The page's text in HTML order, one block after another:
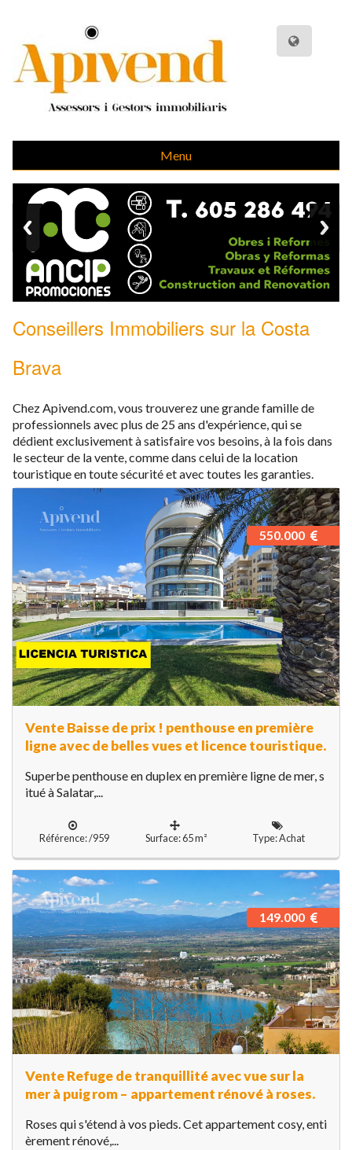
Menu
Conseillers Immobiliers sur la Costa
Brava
Chez Apivend.com, vous trouverez une grande famille de
professionnels avec plus de 25 ans d'expérience, qui se
dédient exclusivement à satisfaire vos besoins, à la fois dans
le secteur de la vente, comme dans celui de la location
touristique en toute sécurité et avec toutes les garanties.
Vente Baisse de prix ! penthouse en première
ligne avec de belles vues et licence touristique.
550.000
Superbe penthouse en duplex en première ligne de mer, s
itué à Salatar,...
Référence: /959 Surface: 65 m² Type: Achat
Vente Refuge de tranquillité avec vue sur la
mer à puig rom – appartement rénové à roses.
149.000
Roses qui s'étend à vos pieds. Cet appartement cosy, enti
èrement rénové,...